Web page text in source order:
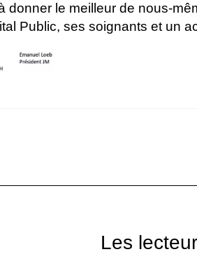
donner le meilleur de nous-
Public, ses soignants et un
Les